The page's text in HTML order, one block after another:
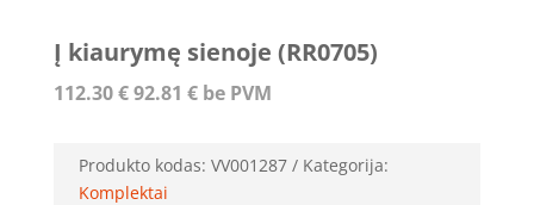
Į kiaurymę sienoje (RR0705)
112.30€92.81 €be PVM
Produkto kodas: VV001287
Kategorija:
Komplektai